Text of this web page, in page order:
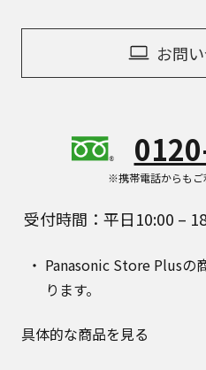
お問
※携帯電話からもご
受付時間：平日10:00 –
Panasonic Store Plusの
ります。
具体的な商品を見る